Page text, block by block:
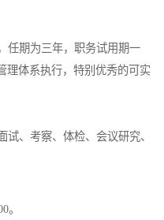
任期为三年，职务试用期一
理体系执行，特别优秀的可实
、考察、体检、会议研究、
。